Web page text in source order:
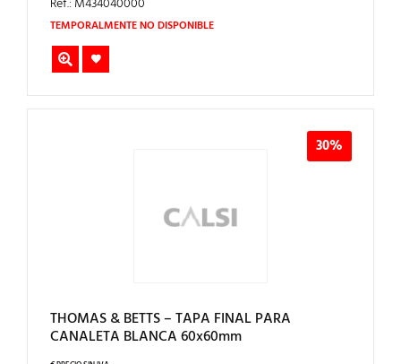
5,89€.4,12€.
Ref.: M434040000
TEMPORALMENTE NO DISPONIBLE
30%
THOMAS & BETTS – TAPA FINAL PARA
CANALETA BLANCA 60x60mm